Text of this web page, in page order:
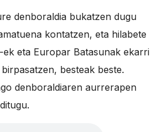
el
volumen.
denboraldia bukatzen dugu
kontatzen, eta hilabete
ek eta Europar Batasunak ekarri
besteak beste.
denboraldiaren aurrerapen